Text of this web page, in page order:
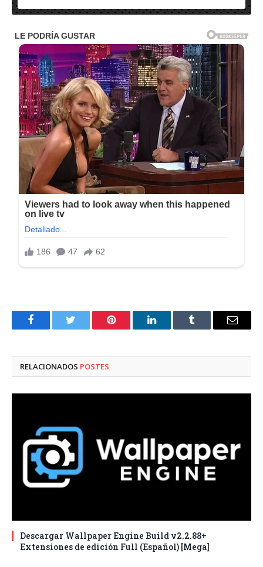
Daemon Tools Lite v11.2.0.2086 – Final 2023
Peso: 43 MB
Idioma: Español (Multilenguaje)
Arquitectura: 32 y 64 bits
Activación: Incl.
Sistema Operativo: Win
FacebookTwitter Pinterest LinkedInTumblr
Correo
RELACIONADOS POSTES
Descargar Wallpaper Engine Build v2.2.88+
Extensiones de edición Full (Español) [Mega]